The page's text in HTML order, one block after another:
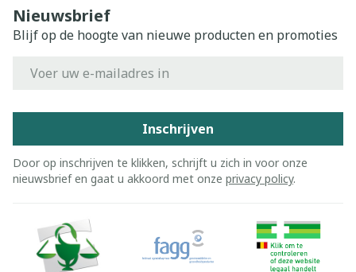
Nieuwsbrief
Blijf op de hoogte van nieuwe producten en promoties
Inschrijven
Door op inschrijven te klikken, schrijft u zich in voor onze
nieuwsbrief en gaat u akkoord met onze privacy policy.